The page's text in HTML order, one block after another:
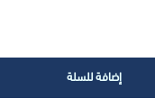
إضافة للسلة